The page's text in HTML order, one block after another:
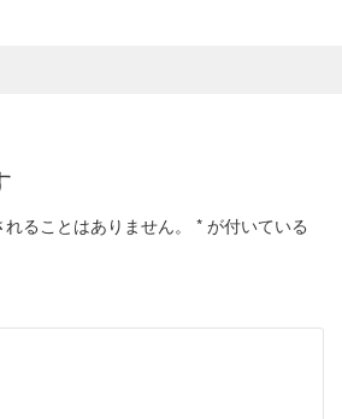
ることはありません。 * が付いている